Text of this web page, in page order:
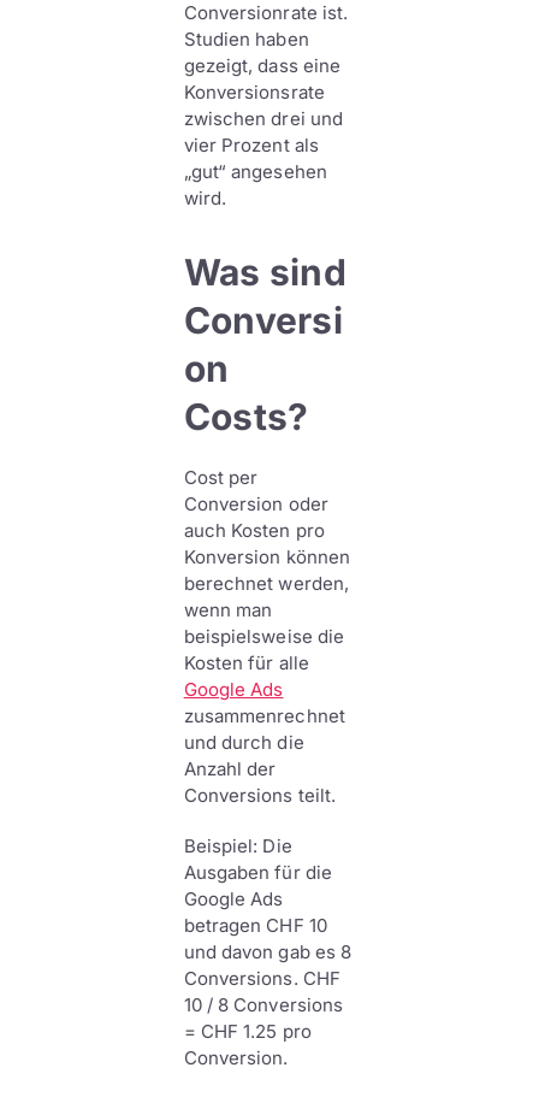
Conversionrate ist.
Studien haben
gezeigt, dass eine
Konversionsrate
zwischen drei und
vier Prozent als
„gut“ angesehen
wird.
Was sind
Conversi
on
Costs?
Cost per
Conversion oder
auch Kosten pro
Konversion können
berechnet werden,
wenn man
beispielsweise die
Kosten für alle
Google Ads
zusammenrechnet
und durch die
Anzahl der
Conversions teilt.
Beispiel: Die
Ausgaben für die
Google Ads
betragen CHF 10
und davon gab es 8
Conversions. CHF
10 / 8 Conversions
= CHF 1.25 pro
Conversion.